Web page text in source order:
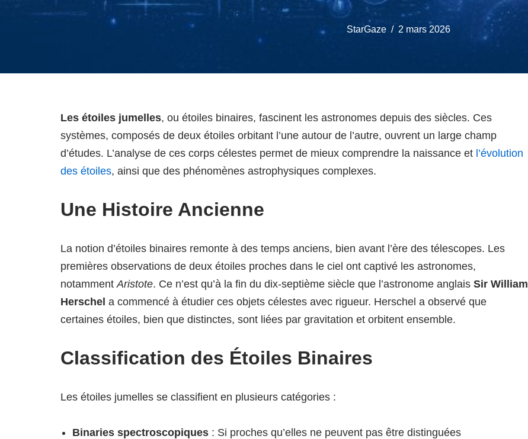
StarGaze 2 mars 2026
Les étoiles jumelles, ou étoiles binaires, fascinent les astronomes depuis des siècles. Ces
systèmes, composés de deux étoiles orbitant l’une autour de l’autre, ouvrent un large champ
d’études. L’analyse de ces corps célestes permet de mieux comprendre la naissance et l’évolution
des étoiles, ainsi que des phénomènes astrophysiques complexes.
Une Histoire Ancienne
La notion d’étoiles binaires remonte à des temps anciens, bien avant l’ère des télescopes. Les
premières observations de deux étoiles proches dans le ciel ont captivé les astronomes,
notamment Aristote. Ce n’est qu’à la fin du dix-septième siècle que l’astronome anglais Sir William
Herschel a commencé à étudier ces objets célestes avec rigueur. Herschel a observé que
certaines étoiles, bien que distinctes, sont liées par gravitation et orbitent ensemble.
Classification des Étoiles Binaires
Les étoiles jumelles se classifient en plusieurs catégories :
Binaries spectroscopiques : Si proches qu’elles ne peuvent pas être distinguées